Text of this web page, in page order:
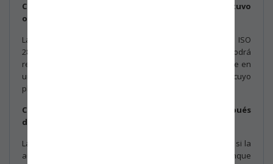
Caso 2: La certificación actual ISO 28000:2007 se obtuvo
o se renovó después del 15 de noviembre de 2021.
La renovación se debe hacer con la versión 2022 de ISO
28000. Para hacer la transición a la versión 2022, se podrá
realizar en la auditoría de renovación o anticipadamente en
una auditoría de seguimiento o una auditoría especial, cuyo
plazo máximo es 15 de noviembre de 2024.
Caso 3: La organización solicita certificación después
del 15 de agosto de 2023 en ISO 28000.
La certificación se puede otorgar en ISO 28000:2007 solo si la
auditoría finaliza antes del 15 de junio de 2024, aunque